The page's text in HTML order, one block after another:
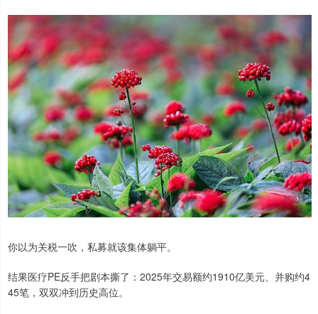
你以为关税一吹，私募就该集体躺平。
结果医疗PE反手把剧本撕了：2025年交易额约1910亿美元、并购约4
45笔，双双冲到历史高位。